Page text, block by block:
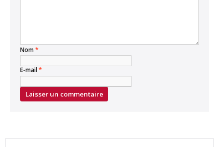
Nom*
E-mail*